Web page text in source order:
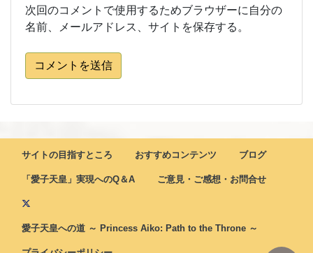
次回のコメントで使用するためブラウザーに自分の
名前、メールアドレス、サイトを保存する。
コメントを送信
サイトの目指すところ おすすめコンテンツ ブログ
「愛子天皇」実現へのQ＆A ご意見・ご感想・お問合せ
愛子天皇への道 ～ Princess Aiko: Path to the Throne ～